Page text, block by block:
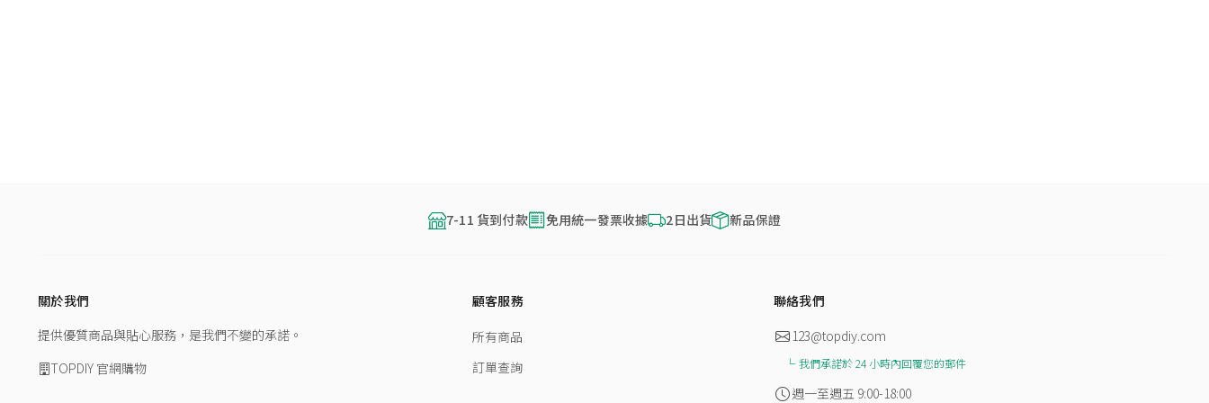
7-11 貨到付款 免用統一發票收據 2日出貨 新品保證
關於我們
提供優質商品與貼心服務，是我們不變的承諾。
TOPDIY 官網購物
顧客服務
所有商品
訂單查詢
聯絡我們
123@topdiy.com
我們承諾於 24 小時內回覆您的郵件
週一至週五 9:00-18:00